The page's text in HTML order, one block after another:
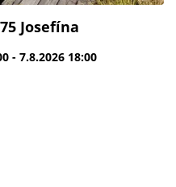
Josefína
- 7.8.2026 18:00